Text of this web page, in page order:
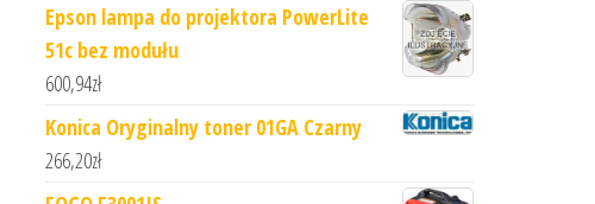
Epson lampa do projektora PowerLite
51c bez modułu
600,94zł
Konica Oryginalny toner 01GA Czarny
266,20zł